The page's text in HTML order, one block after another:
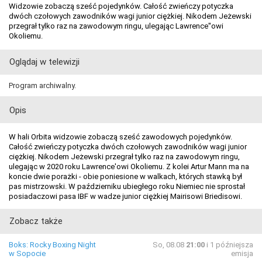
Widzowie zobaczą sześć pojedynków. Całość zwieńczy potyczka
dwóch czołowych zawodników wagi junior ciężkiej. Nikodem Jeżewski
przegrał tylko raz na zawodowym ringu, ulegając Lawrence''owi
Okoliemu.
Oglądaj w telewizji
Program archiwalny.
Opis
W hali Orbita widzowie zobaczą sześć zawodowych pojedynków.
Całość zwieńczy potyczka dwóch czołowych zawodników wagi junior
ciężkiej. Nikodem Jeżewski przegrał tylko raz na zawodowym ringu,
ulegając w 2020 roku Lawrence'owi Okoliemu. Z kolei Artur Mann ma na
koncie dwie porażki - obie poniesione w walkach, których stawką był
pas mistrzowski. W październiku ubiegłego roku Niemiec nie sprostał
posiadaczowi pasa IBF w wadze junior ciężkiej Mairisowi Briedisowi.
Zobacz także
Boks: Rocky Boxing Night
w Sopocie
So, 08.08 21:00 i 1 późniejsza
emisja